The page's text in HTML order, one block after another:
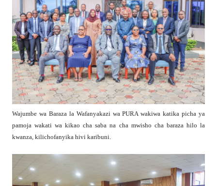
Wajumbe wa Baraza la Wafanyakazi wa PURA wakiwa katika picha ya
pamoja wakati wa kikao cha saba na cha mwisho cha baraza hilo la
kwanza, kilichofanyika hivi karibuni.